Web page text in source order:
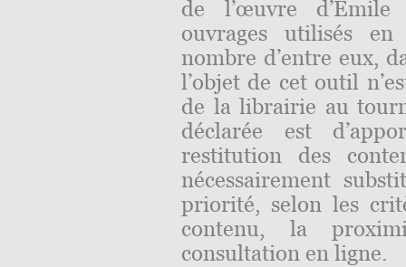
de l’œuvre
ouvrages utilisés
nombre d’entre eux,
l’objet de cet outil
de la librairie au
déclarée est
restitution des
nécessairement
priorité, selon les
contenu, la
consultation en ligne.